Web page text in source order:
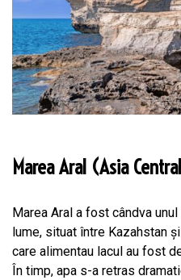
Marea Aral (Asia
Marea Aral a fost cândva
lume, situat între Kazahstan
care alimentau lacul au fost
În timp, apa s-a retras